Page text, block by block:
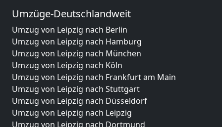
Umzüge-Deutschlandweit
Umzug von Leipzig nach Berlin
Umzug von Leipzig nach Hamburg
Umzug von Leipzig nach München
Umzug von Leipzig nach Köln
Umzug von Leipzig nach Frankfurt am Main
Umzug von Leipzig nach Stuttgart
Umzug von Leipzig nach Düsseldorf
Umzug von Leipzig nach Leipzig
Umzug von Leipzig nach Dortmund